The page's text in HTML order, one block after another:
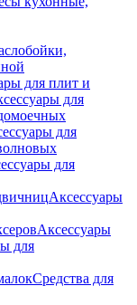
для плит и
для
для
для
Аксессуары
Аксессуары
для
Средства для